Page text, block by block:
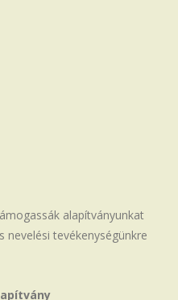
alapítványunkat
nevelési tevékenységünkre